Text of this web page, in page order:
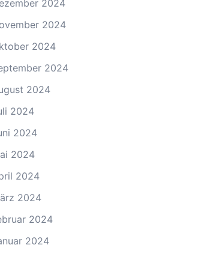
2024
2024
2024
2024
2024
2024
2024
2024
2024
2024
2024
2024